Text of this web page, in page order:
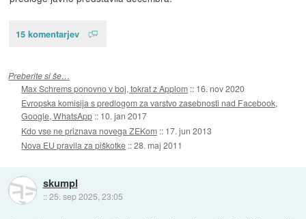
15 komentarjev
Preberite si še…
Max Schrems ponovno v boj, tokrat z Applom :: 16. nov 2020
Evropska komisija s predlogom za varstvo zasebnosti nad Facebook,
Google, WhatsApp :: 10. jan 2017
Kdo vse ne priznava novega ZEKom :: 17. jun 2013
Nova EU pravila za piškotke ::28. maj 2011
skumpl
::25. sep 2025, 23:05